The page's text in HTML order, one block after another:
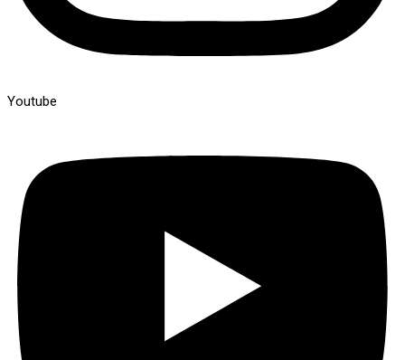
Youtube